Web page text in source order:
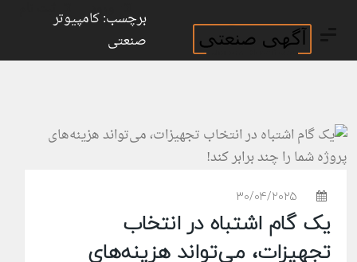
ورود
برچسب: کامپیوتر
صنعتی
30/04/2025
یک گام اشتباه در انتخاب
تجهیزات، می‌تواند هزینه‌های